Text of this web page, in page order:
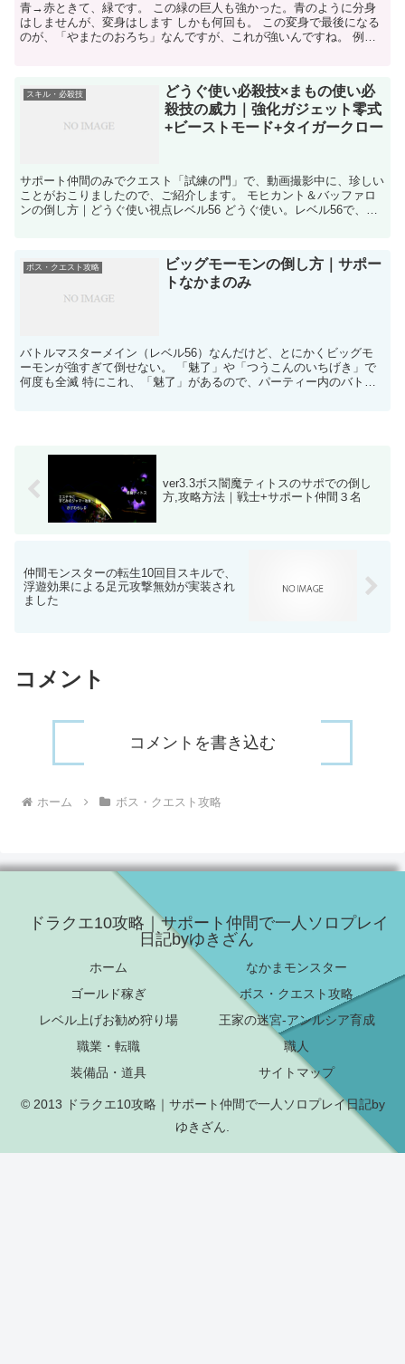
青→赤ときて、緑です。 この緑の巨人も強かった。青のように分身
はしませんが、変身はします しかも何回も。 この変身で最後になる
のが、「やまたのおろち」なんですが、これが強いんですね。 例に
スキル・必殺技
どうぐ使い必殺技×まもの使い必
殺技の威力｜強化ガジェット零式
+ビーストモード+タイガークロー
サポート仲間のみでクエスト「試練の門」で、動画撮影中に、珍しい
ことがおこりましたので、ご紹介します。 モヒカント＆バッファロ
ンの倒し方｜どうぐ使い視点レベル56 どうぐ使い。レベル56で、試
ボス・クエスト攻略
ビッグモーモンの倒し方｜サポー
トなかまのみ
バトルマスターメイン（レベル56）なんだけど、とにかくビッグモ
ーモンが強すぎて倒せない。 「魅了」や「つうこんのいちげき」で
何度も全滅 特にこれ、「魅了」があるので、パーティー内のバトマ
ver3.3ボス闇魔ティトスのサポでの倒し
方,攻略方法｜戦士+サポート仲間３名
仲間モンスターの転生10回目スキルで、
浮遊効果による足元攻撃無効が実装され
ました
コメント
コメントを書き込む
ホーム ボス・クエスト攻略
ドラクエ10攻略｜サポート仲間で一人ソロプレイ
日記byゆきざん
ホーム
なかまモンスター
ゴールド稼ぎ
ボス・クエスト攻略
レベル上げお勧め狩り場
王家の迷宮-アンルシア育成
職業・転職
職人
装備品・道具
サイトマップ
© 2013 ドラクエ10攻略｜サポート仲間で一人ソロプレイ日記by
ゆきざん.